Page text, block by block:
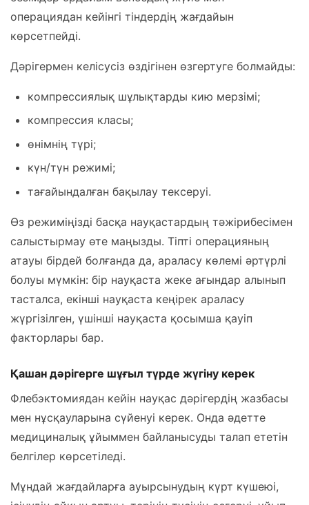
операциядан кейінгі тіндердің жағдайын
көрсетпейді.
Дәрігермен келісусіз өздігінен өзгертуге болмайды:
компрессиялық шұлықтарды кию мерзімі;
компрессия класы;
өнімнің түрі;
күн/түн режимі;
тағайындалған бақылау тексеруі.
Өз режиміңізді басқа науқастардың тәжірибесімен
салыстырмау өте маңызды. Тіпті операцияның
атауы бірдей болғанда да, араласу көлемі әртүрлі
болуы мүмкін: бір науқаста жеке ағындар алынып
тасталса, екінші науқаста кеңірек араласу
жүргізілген, үшінші науқаста қосымша қауіп
факторлары бар.
Қашан дәрігерге шұғыл түрде жүгіну керек
Флебэктомиядан кейін науқас дәрігердің жазбасы
мен нұсқауларына сүйенуі керек. Онда әдетте
медициналық ұйыммен байланысуды талап ететін
белгілер көрсетіледі.
Мұндай жағдайларға ауырсынудың күрт күшеюі,